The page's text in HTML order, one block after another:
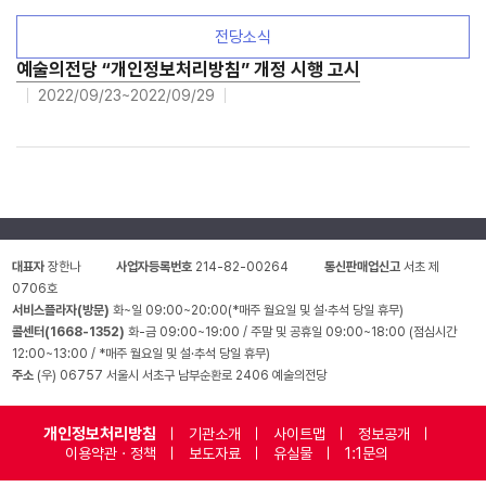
전당소식
예술의전당 “개인정보처리방침” 개정 시행 고시
2022/09/23~2022/09/29
대표자장한나 사업자등록번호 214-82-00264 통신판매업신고서초 제
0706호
서비스플라자(방문)화~일 09:00~20:00(*매주 월요일 및 설·추석 당일 휴무)
콜센터(1668-1352)화-금 09:00~19:00 / 주말 및 공휴일 09:00~18:00 (점심시간
12:00~13:00 / *매주 월요일 및 설·추석 당일 휴무)
주소 (우) 06757 서울시 서초구 남부순환로 2406 예술의전당
개인정보처리방침 기관소개 사이트맵
정보공개
이용약관 · 정책
보도자료 유실물 1:1문의